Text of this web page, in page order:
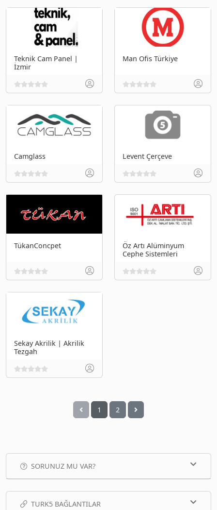
Teknik Cam Panel |
İzmir
Man Ofis Türkiye
Camglass Levent Çerçeve
TükanConcpet
Öz Artı Alüminyum
Cephe Sistemleri
Sekay Akrilik | Akrilik
Tezgah
1 2
SORUNUZ MU VAR?
TURK5 BAĞLANTILAR